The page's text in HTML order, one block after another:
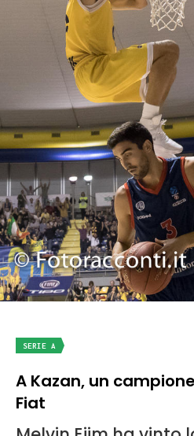
SERIE A
A Kazan, un
Fiat